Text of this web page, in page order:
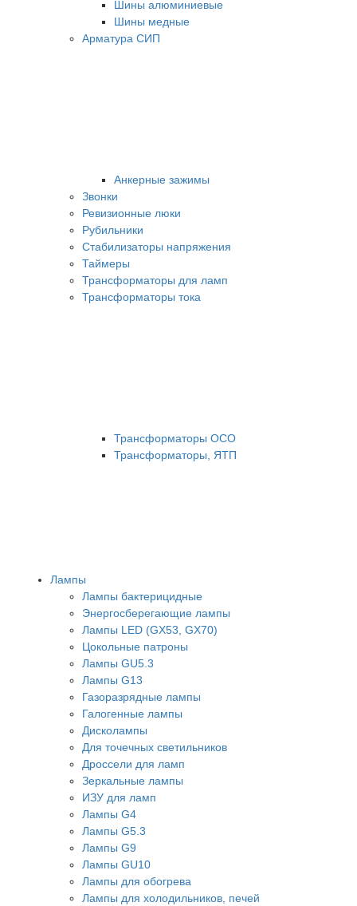
Шины алюминиевые
Шины медные
Арматура СИП
Анкерные зажимы
Звонки
Ревизионные люки
Рубильники
Стабилизаторы напряжения
Таймеры
Трансформаторы для ламп
Трансформаторы тока
Трансформаторы ОСО
Трансформаторы, ЯТП
Лампы
Лампы бактерицидные
Энергосберегающие лампы
Лампы LED (GX53, GX70)
Цокольные патроны
Лампы GU5.3
Лампы G13
Газоразрядные лампы
Галогенные лампы
Дисколампы
Для точечных светильников
Дроссели для ламп
Зеркальные лампы
ИЗУ для ламп
Лампы G4
Лампы G5.3
Лампы G9
Лампы GU10
Лампы для обогрева
Лампы для холодильников, печей